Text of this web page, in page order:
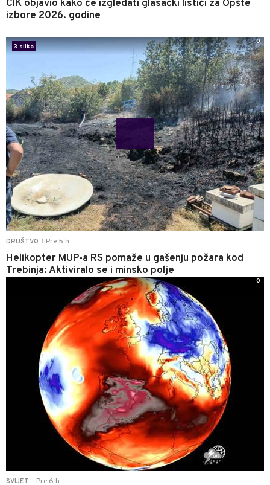
CIK objavio kako će izgledati glasački listići za Opšte
izbore 2026. godine
DRUŠTVO Pre 5 h
Helikopter MUP-a RS pomaže u gašenju požara kod
Trebinja: Aktiviralo se i minsko polje
3 slika
0
SVIJET Pre 6 h
0